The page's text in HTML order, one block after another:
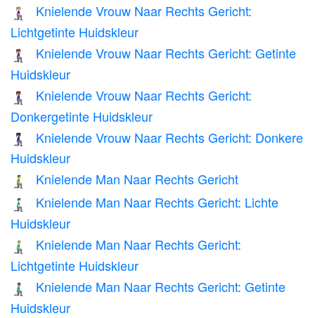
🧎🏼‍♀️‍➡️
Knielende Vrouw Naar Rechts Gericht:
Lichtgetinte Huidskleur
🧎🏽‍♀️‍➡️
Knielende Vrouw Naar Rechts Gericht: Getinte
Huidskleur
🧎🏾‍♀️‍➡️
Knielende Vrouw Naar Rechts Gericht:
Donkergetinte Huidskleur
🧎🏿‍♀️‍➡️
Knielende Vrouw Naar Rechts Gericht: Donkere
Huidskleur
🧎‍♂️‍➡️ Knielende Man Naar Rechts Gericht
🧎🏻‍♂️‍➡️
Knielende Man Naar Rechts Gericht: Lichte
Huidskleur
🧎🏼‍♂️‍➡️
Knielende Man Naar Rechts Gericht:
Lichtgetinte Huidskleur
🧎🏽‍♂️‍➡️
Knielende Man Naar Rechts Gericht: Getinte
Huidskleur